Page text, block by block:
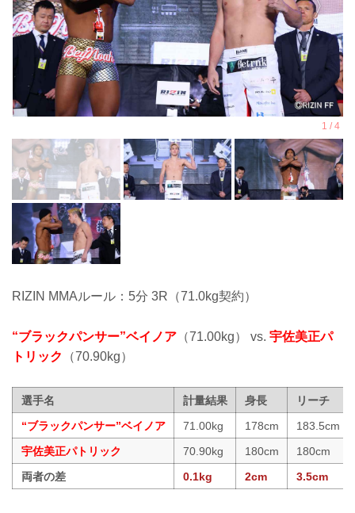
RIZIN MMAルール：5分 3R（71.0kg契約）
“ブラックパンサー”ベイノア （71.00kg） vs. 宇佐美正パ
トリック
（70.90kg）
選手名 計量結果 身長
リーチ
“ブラックパンサー”ベイノア
71.00kg 178cm
183.5cm
宇佐美正パトリック
70.90kg 180cm
180cm
両者の差
0.1kg 2cm 3.5cm